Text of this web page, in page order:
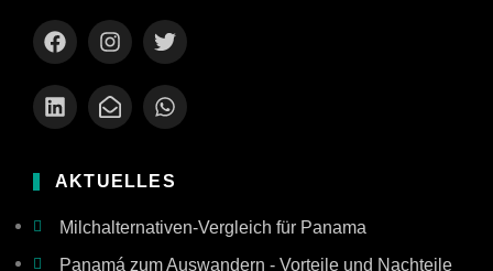
AKTUELLES
Milchalternativen-Vergleich für Panama
Panamá zum Auswandern - Vorteile und Nachteile